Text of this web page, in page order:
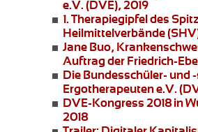
e.V. (DVE), 2019
1. Therapiegipfel des
Heilmittelverbände
Jane Buo,
Auftrag der Friedrich-
Die Bundesschüler- und
Ergotherapeuten e.V.
DVE-Kongress 2018 in
2018